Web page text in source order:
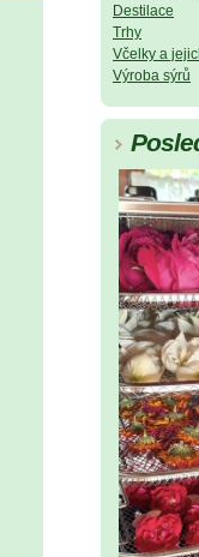
Destilace
Trhy
Včelky a
Výroba sýrů